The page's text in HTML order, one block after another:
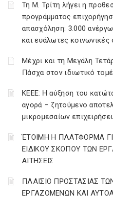
Τη Μ. Τρίτη λήγει η
προγράμματος
απασχόληση: 3.000
και ευάλωτες κοινωνικές
Μέχρι και τη Μεγάλη
Πάσχα στον ιδιωτικό
ΚΕΕΕ: Η αύξηση του
αγορά – ζητούμενο
μικρομεσαίων
ΈΤΟΙΜΗ Η ΠΛΑΤΦΟΡΜΑ
ΕΙΔΙΚΟΥ ΣΚΟΠΟΥ ΤΩΝ
ΑΙΤΗΣΕΙΣ
ΠΛΑΙΣΙΟ ΠΡΟΣΤΑΣΙΑΣ
ΕΡΓΑΖΟΜΕΝΩΝ ΚΑΙ